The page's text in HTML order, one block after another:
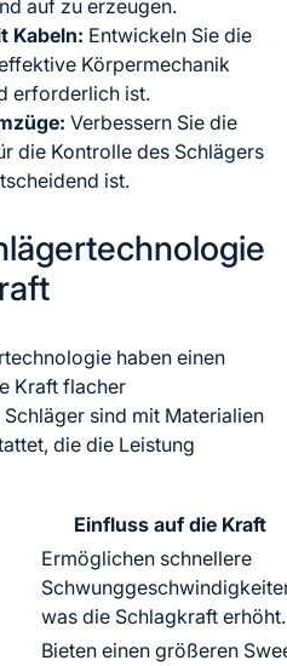
auf zu erzeugen.
Kabeln: Entwickeln Sie die
Körpermechanik
erforderlich ist.
Verbessern Sie die
die Kontrolle des Schlägers
ist.
haben einen
Kraft flacher
sind mit Materialien
die die Leistung
Einfluss auf die Kraft
Ermöglichen schnellere
was die Schlagkraft erhöht.
Bieten einen größeren